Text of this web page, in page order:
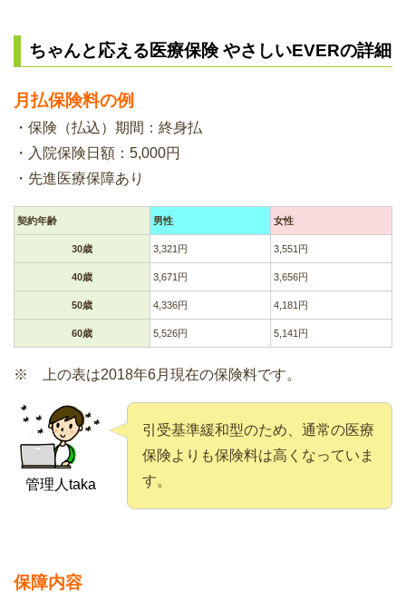
ちゃんと応える医療保険 やさしいEVERの詳細
月払保険料の例
・保険（払込）期間：終身払
・入院保険日額：5,000円
・先進医療保障あり
契約年齢 男性 女性
30歳 3,321円 3,551円
40歳 3,671円 3,656円
50歳 4,336円 4,181円
60歳 5,526円 5,141円
※ 上の表は2018年6月現在の保険料です。
管理人taka
引受基準緩和型のため、通常の医療
保険よりも保険料は高くなっていま
す。
保障内容